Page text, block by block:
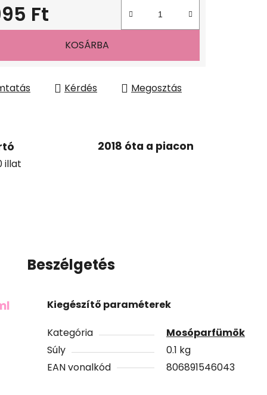
Ft
KOSÁRBA
Kérdés Megosztás
illat
2018 óta a piacon
Beszélgetés
Kiegészítő paraméterek
Kategória
Mosóparfümök
Súly
0.1 kg
EAN vonalkód
806891546043